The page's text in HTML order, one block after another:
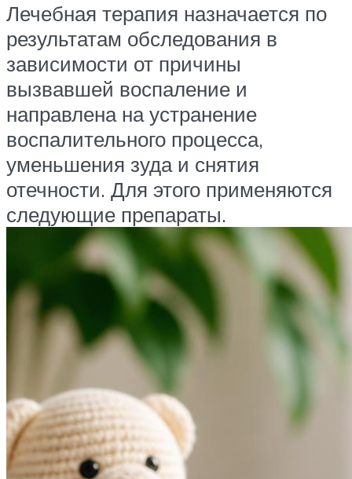
Лечебная терапия назначается по
результатам обследования в
зависимости от причины
вызвавшей воспаление и
направлена на устранение
воспалительного процесса,
уменьшения зуда и снятия
отечности. Для этого применяются
следующие препараты.